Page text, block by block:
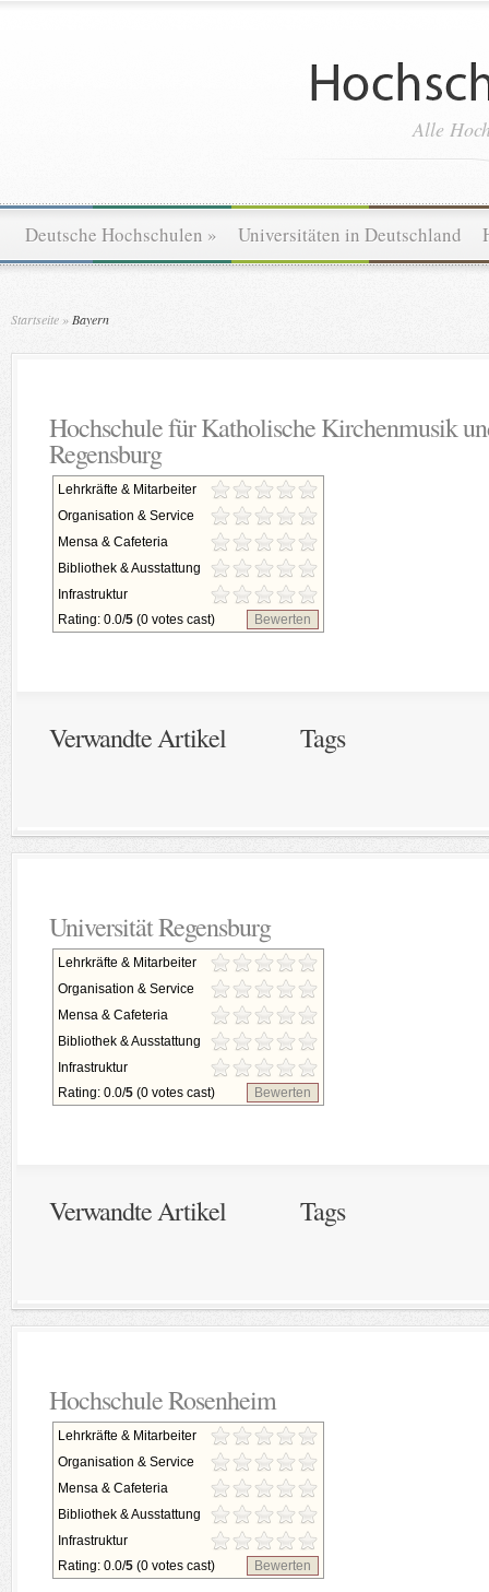
Alle
Deutsche Hochschulen » Universitäten in Deutschland
Startseite » Bayern
Hochschule für Katholische Kirchenmusik
Regensburg
Lehrkräfte & Mitarbeiter
Organisation & Service
Mensa & Cafeteria
Bibliothek & Ausstattung
Infrastruktur
Rating: 0.0/5 (0 votes cast) Bewerten
Verwandte Artikel Tags
Universität Regensburg
Lehrkräfte & Mitarbeiter
Organisation & Service
Mensa & Cafeteria
Bibliothek & Ausstattung
Infrastruktur
Rating: 0.0/5 (0 votes cast) Bewerten
Verwandte Artikel Tags
Hochschule Rosenheim
Lehrkräfte & Mitarbeiter
Organisation & Service
Mensa & Cafeteria
Bibliothek & Ausstattung
Infrastruktur
Rating: 0.0/5 (0 votes cast) Bewerten